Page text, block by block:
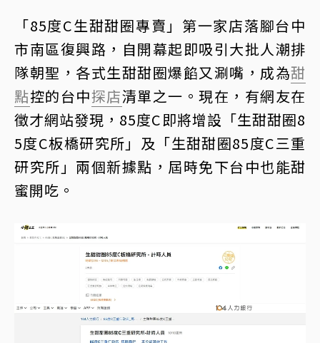
「85度C生甜甜圈專賣」第一家店落腳台中
市南區復興路，自開幕起即吸引大批人潮排
隊朝聖，各式生甜甜圈爆餡又涮嘴，成為甜
點控的台中探店清單之一。現在，有網友在
徵才網站發現，85度C即將增設「生甜甜圈8
5度C板橋研究所」及「生甜甜圈85度C三重
研究所」兩個新據點，屆時免下台中也能甜
蜜開吃。